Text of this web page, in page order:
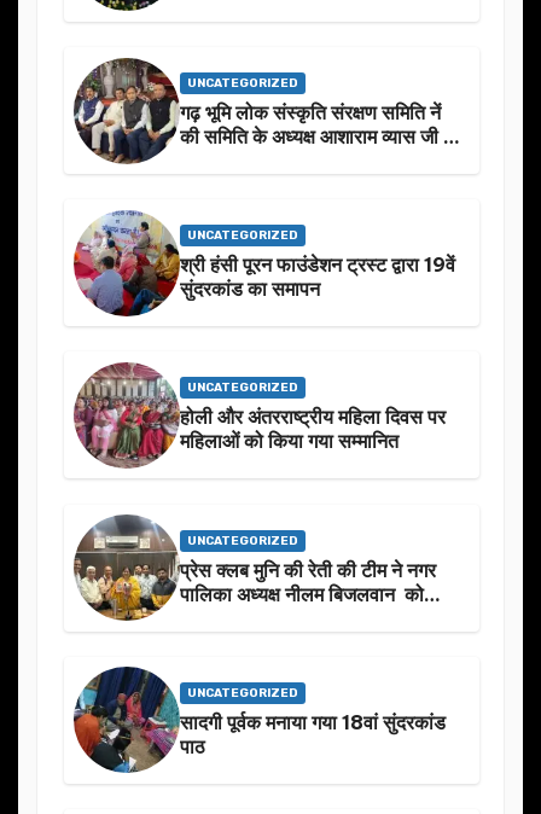
UNCATEGORIZED
गढ़ भूमि लोक संस्कृति संरक्षण समिति नें
की समिति के अध्यक्ष आशाराम व्यास जी के
UNCATEGORIZED
श्री हंसी पूरन फाउंडेशन ट्रस्ट द्वारा 19वें
सुंदरकांड का समापन
UNCATEGORIZED
होली और अंतरराष्ट्रीय महिला दिवस पर
महिलाओं को किया गया सम्मानित
UNCATEGORIZED
प्रेस क्लब मुनि की रेती की टीम ने नगर
पालिका अध्यक्ष नीलम बिजलवान को
UNCATEGORIZED
सादगी पूर्वक मनाया गया 18वां सुंदरकांड
पाठ